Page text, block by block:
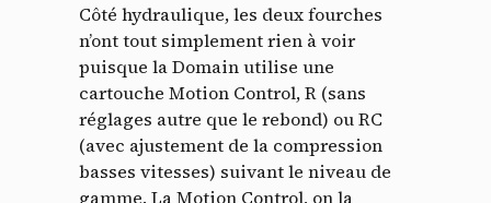
Côté hydraulique, les deux fourches
n’ont tout simplement rien à voir
puisque la Domain utilise une
cartouche Motion Control, R (sans
réglages autre que le rebond) ou RC
(avec ajustement de la compression
basses vitesses) suivant le niveau de
gamme. La Motion Control, on la